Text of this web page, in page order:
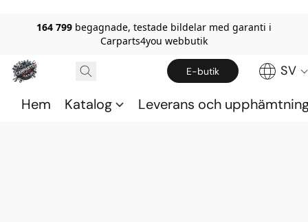
164 799 begagnade, testade bildelar med garanti i
Carparts4you webbutik
E-butik SV
Hem Katalog Leverans och